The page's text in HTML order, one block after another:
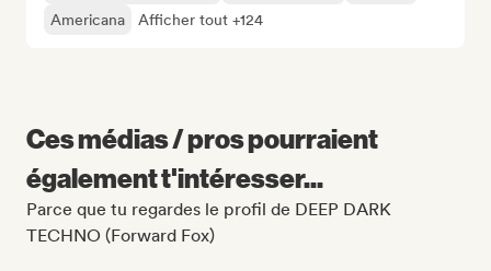
Americana
Afficher tout +124
Ces médias / pros pourraient
également t'intéresser...
Parce que tu regardes le profil de DEEP DARK
TECHNO (Forward Fox)